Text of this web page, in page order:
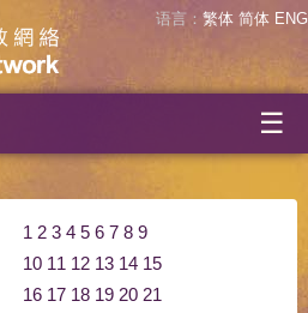
语言： 繁体 简体 ENG
☰
1 2 3 4 5 6 7 8 9
10 11 12 13 14 15
16 17 18 19 20 21